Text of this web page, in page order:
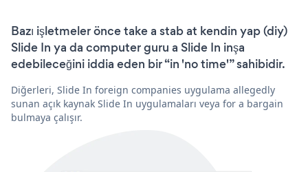
Bazı işletmeler önce take a stab at kendin yap (diy)
Slide In ya da computer guru a Slide In inşa
edebileceğini iddia eden bir “in 'no time'” sahibidir.
Diğerleri, Slide In foreign companies uygulama allegedly
sunan açık kaynak Slide In uygulamaları veya for a bargain
bulmaya çalışır.